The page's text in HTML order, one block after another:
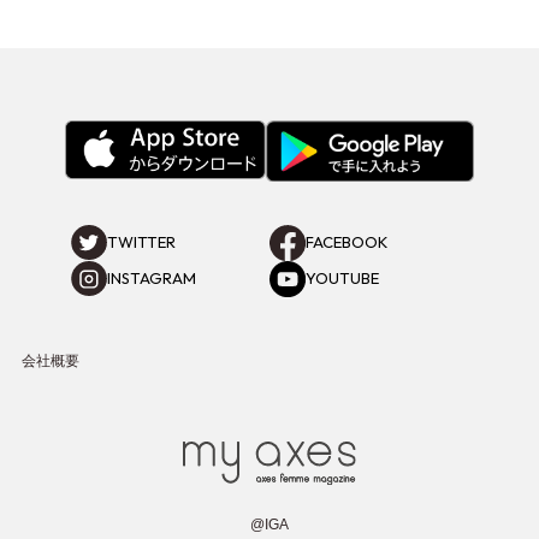
TWITTER
FACEBOOK
INSTAGRAM
YOUTUBE
会社概要
@IGA